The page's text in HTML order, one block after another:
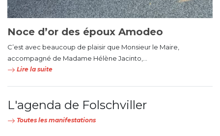
Noce d’or des époux Amodeo
C’est avec beaucoup de plaisir que Monsieur le Maire,
accompagné de Madame Hélène Jacinto,...
Lire la suite
L'agenda de Folschviller
Toutes les manifestations